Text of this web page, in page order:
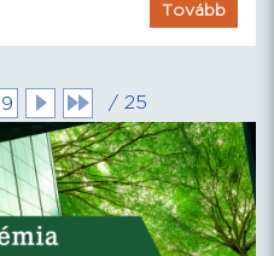
Tovább
/ 25